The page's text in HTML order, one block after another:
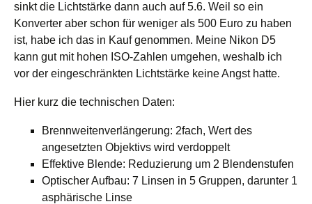
sinkt die Lichtstärke dann auch auf 5.6. Weil so ein
Konverter aber schon für weniger als 500 Euro zu haben
ist, habe ich das in Kauf genommen. Meine Nikon D5
kann gut mit hohen ISO-Zahlen umgehen, weshalb ich
vor der eingeschränkten Lichtstärke keine Angst hatte.
Hier kurz die technischen Daten:
Brennweitenverlängerung: 2fach, Wert des
angesetzten Objektivs wird verdoppelt
Effektive Blende: Reduzierung um 2 Blendenstufen
Optischer Aufbau: 7 Linsen in 5 Gruppen, darunter 1
asphärische Linse